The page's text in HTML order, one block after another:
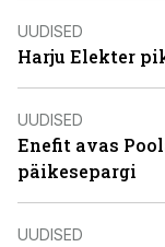
UUDISED
Harju Elekter
UUDISED
Enefit avas
päikesepargi
UUDISED